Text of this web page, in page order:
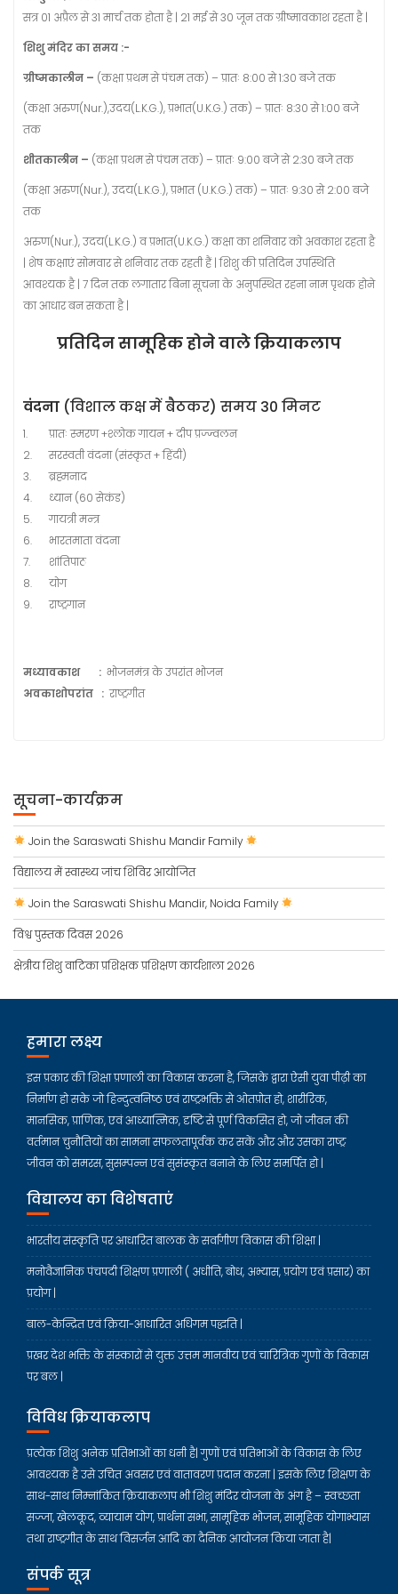
सत्र 01 अप्रैल से 31 मार्च तक होता है | 21 मई से 30 जून तक ग्रीष्मावकाश रहता है |
शिशु मंदिर का समय :-
ग्रीष्मकालीन – (कक्षा प्रथम से पंचम तक) – प्रातः 8:00 से 1:30 बजे तक
(कक्षा अरुण(Nur.),उदय(L.K.G.), प्रभात(U.K.G.) तक) – प्रातः 8:30 से 1:00 बजे
तक
शीतकालीन – (कक्षा प्रथम से पंचम तक) – प्रातः 9:00 बजे से 2:30 बजे तक
(कक्षा अरुण(Nur.), उदय(L.K.G.), प्रभात (U.K.G.) तक) – प्रातः 9:30 से 2:00 बजे
तक
अरुण(Nur.), उदय(L.K.G.) व प्रभात(U.K.G.) कक्षा का शनिवार को अवकाश रहता है
| शेष कक्षाएं सोमवार से शनिवार तक रहती हैं | शिशु की प्रतिदिन उपस्थिति
आवश्यक है | 7 दिन तक लगातार बिना सूचना के अनुपस्थित रहना नाम पृथक होने
का आधार बन सकता है |
प्रतिदिन सामूहिक होने वाले क्रियाकलाप
वंदना (विशाल कक्ष में बैठकर) समय 30 मिनट
1.
प्रातः स्मरण +श्लोक गायन + दीप प्रज्ज्वलन
2.
सरस्वती वंदना (संस्कृत + हिंदी)
3.
ब्रह्मनाद
4.
ध्यान (60 सेकंड)
5.
गायत्री मन्त्र
6.
भारतमाता वंदना
7.
शांतिपाठ
8.
योग
9.
राष्ट्रगान
मध्यावकाश : भोजनमंत्र के उपरांत भोजन
अवकाशोपरांत : राष्ट्रगीत
सूचना-कार्यक्रम
Join the Saraswati Shishu Mandir Family
विद्यालय में स्वास्थ्य जांच शिविर आयोजित
Join the Saraswati Shishu Mandir, Noida Family
विश्व पुस्तक दिवस 2026
क्षेत्रीय शिशु वाटिका प्रशिक्षक प्रशिक्षण कार्यशाला 2026
हमारा लक्ष्य
इस प्रकार की शिक्षा प्रणाली का विकास करना है, जिसके द्वारा ऐसी युवा पीढ़ी का
निर्माण हो सके जो हिन्दुत्वनिष्ठ एवं राष्ट्रभक्ति से ओतप्रोत हो, शारीरिक,
मानसिक, प्राणिक, एवं आध्यात्मिक, दृष्टि से पूर्ण विकसित हो, जो जीवन की
वर्तमान चुनौतियों का सामना सफलतापूर्वक कर सकें और और उसका राष्ट्र
जीवन को समरस, सुसम्पन्न एवं सुसंस्कृत बनाने के लिए समर्पित हो |
विद्यालय का विशेषताएं
भारतीय संस्कृति पर आधारित बालक के सर्वांगीण विकास की शिक्षा |
मनोवैज्ञानिक पंचपदी शिक्षण प्रणाली ( अधीति, बोध, अभ्यास, प्रयोग एवं प्रसार) का
प्रयोग |
बाल-केन्द्रित एवं क्रिया-आधारित अधिगम पद्धति |
प्रखर देश भक्ति के संस्कारों से युक्त उत्तम मानवीय एवं चारित्रिक गुणों के विकास
पर बल |
विविध क्रियाकलाप
प्रत्येक शिशु अनेक प्रतिभाओं का धनी है| गुणों एवं प्रतिभाओं के विकास के लिए
आवश्यक है उसे उचित अवसर एवं वातावरण प्रदान करना | इसके लिए शिक्षण के
साथ-साथ निम्नांकित क्रियाकलाप भी शिशु मंदिर योजना के अंग है – स्वच्छता
सज्जा, खेलकूद, व्यायाम योग, प्रार्थना सभा, सामूहिक भोजन, सामूहिक योगाभ्यास
तथा राष्ट्रगीत के साथ विसर्जन आदि का दैनिक आयोजन किया जाता है|
संपर्क सूत्र